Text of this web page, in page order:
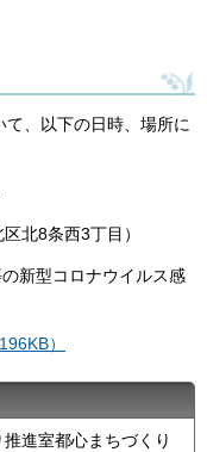
、以下の日時、場所に
北8条西3丁目）
新型コロナウイルス感
）
進室都心まちづくり